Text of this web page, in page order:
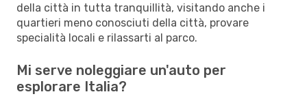
della città in tutta tranquillità, visitando anche i
quartieri meno conosciuti della città, provare
specialità locali e rilassarti al parco.
Mi serve noleggiare un'auto per
esplorare Italia?